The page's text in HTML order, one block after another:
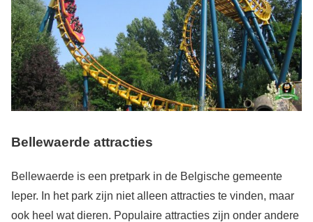
Bellewaerde attracties
Bellewaerde is een pretpark in de Belgische gemeente
Ieper. In het park zijn niet alleen attracties te vinden, maar
ook heel wat dieren. Populaire attracties zijn onder andere